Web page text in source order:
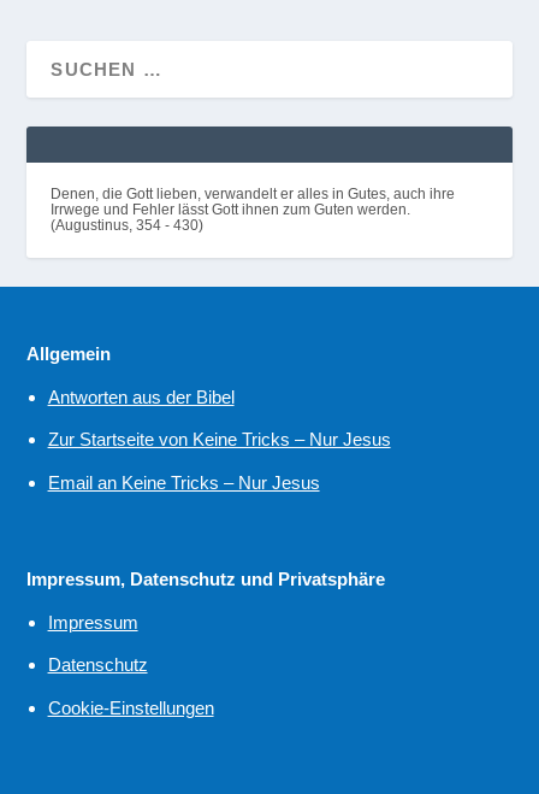
Denen, die Gott lieben, verwandelt er alles in Gutes, auch ihre
Irrwege und Fehler lässt Gott ihnen zum Guten werden.
(Augustinus, 354 - 430)
Allgemein
Antworten aus der Bibel
Zur Startseite von Keine Tricks – Nur Jesus
Email an Keine Tricks – Nur Jesus
Impressum, Datenschutz und Privatsphäre
Impressum
Datenschutz
Cookie-Einstellungen